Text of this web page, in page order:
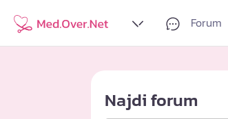
Forum
Najdi forum